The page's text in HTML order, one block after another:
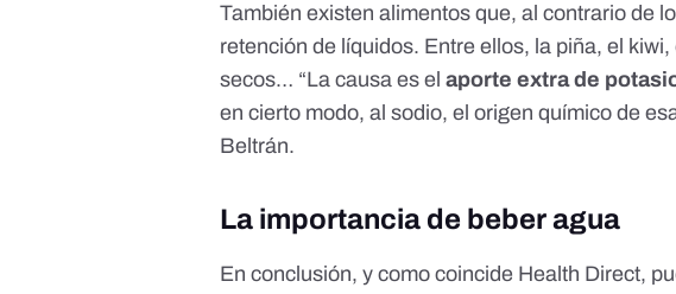
También existen alimentos que, al contrario de
retención de líquidos. Entre ellos, la piña, el
secos… “La causa es elaporte extra de
en cierto modo, al sodio, el origen químico de
Beltrán.
La importancia de beber agua
En conclusión, y como coincide Health Direct,